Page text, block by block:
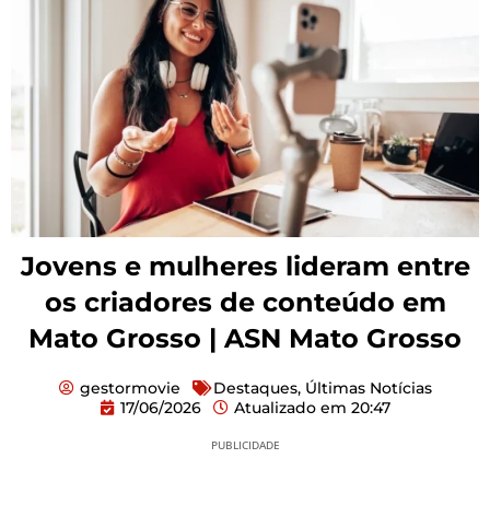
Jovens e mulheres lideram entre
os criadores de conteúdo em
Mato Grosso | ASN Mato Grosso
gestormovie Destaques, Últimas Notícias
17/06/2026
Atualizado em 20:47
PUBLICIDADE